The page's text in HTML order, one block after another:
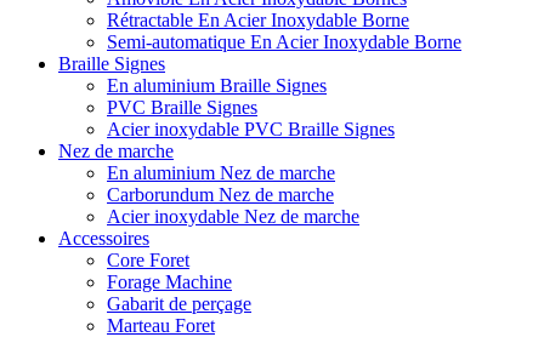
Rétractable En Acier Inoxydable Borne
Semi-automatique En Acier Inoxydable Borne
Braille Signes
En aluminium Braille Signes
PVC Braille Signes
Acier inoxydable PVC Braille Signes
Nez de marche
En aluminium Nez de marche
Carborundum Nez de marche
Acier inoxydable Nez de marche
Accessoires
Core Foret
Forage Machine
Gabarit de perçage
Marteau Foret